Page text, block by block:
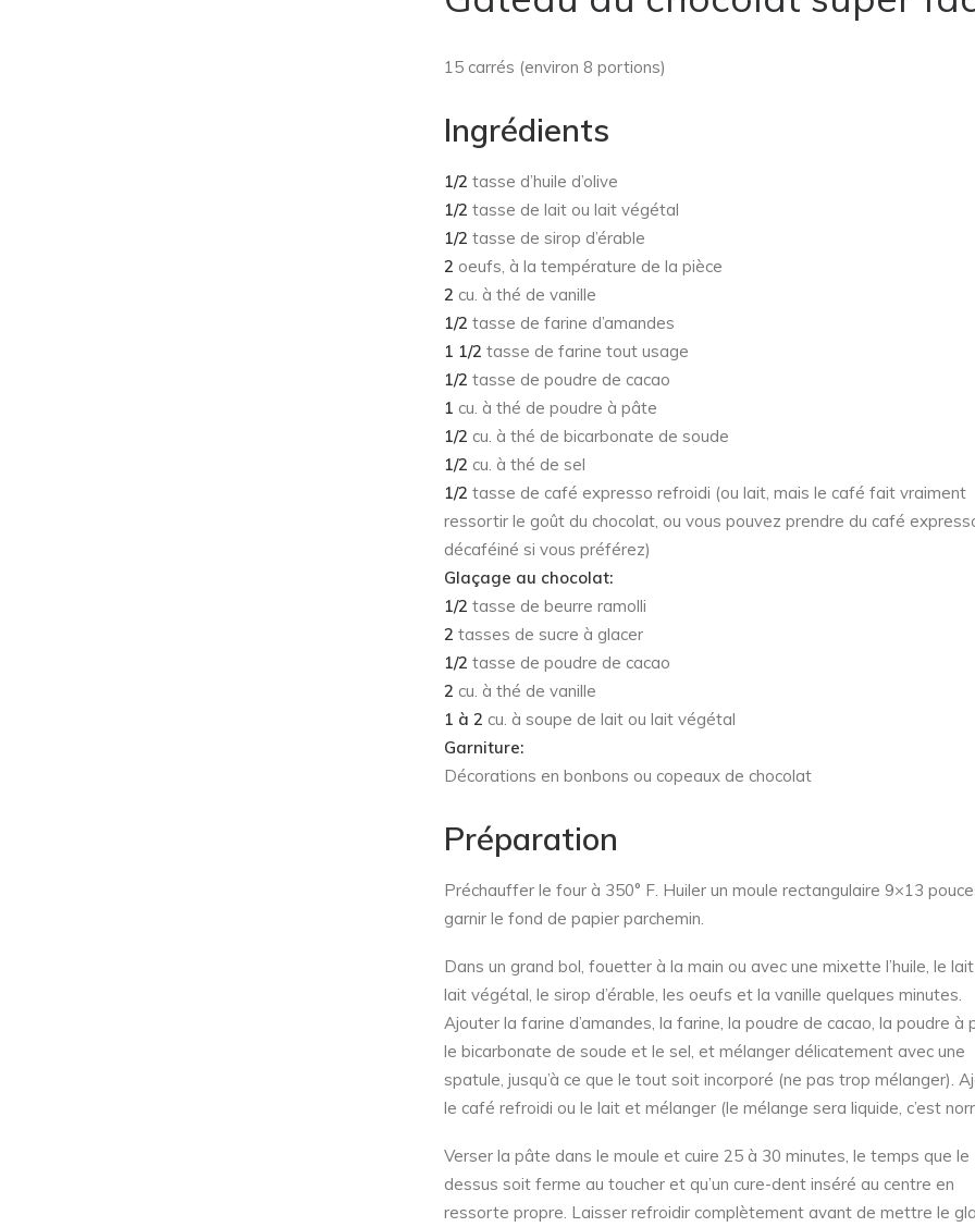
15 carrés (environ 8 portions)
Ingrédients
1/2 tasse d’huile d’olive
1/2 tasse de lait ou lait végétal
1/2 tasse de sirop d’érable
2 oeufs, à la température de la pièce
2 cu. à thé de vanille
1/2 tasse de farine d’amandes
1 1/2 tasse de farine tout usage
1/2 tasse de poudre de cacao
1 cu. à thé de poudre à pâte
1/2 cu. à thé de bicarbonate de soude
1/2 cu. à thé de sel
1/2 tasse de café expresso refroidi (ou lait, mais le café fait vraiment
ressortir le goût du chocolat, ou vous pouvez prendre du café
décaféiné si vous préférez)
Glaçage au chocolat:
1/2 tasse de beurre ramolli
2 tasses de sucre à glacer
1/2 tasse de poudre de cacao
2 cu. à thé de vanille
1 à 2 cu. à soupe de lait ou lait végétal
Garniture:
Décorations en bonbons ou copeaux de chocolat
Préparation
Préchauffer le four à 350° F. Huiler un moule rectangulaire 9×13
garnir le fond de papier parchemin.
Dans un grand bol, fouetter à la main ou avec une mixette l’huile, le
lait végétal, le sirop d’érable, les oeufs et la vanille quelques minutes.
Ajouter la farine d’amandes, la farine, la poudre de cacao, la poudre à
le bicarbonate de soude et le sel, et mélanger délicatement avec une
spatule, jusqu’à ce que le tout soit incorporé (ne pas trop mélanger).
le café refroidi ou le lait et mélanger (le mélange sera liquide, c’est
Verser la pâte dans le moule et cuire 25 à 30 minutes, le temps que le
dessus soit ferme au toucher et qu’un cure-dent inséré au centre en
ressorte propre. Laisser refroidir complètement avant de mettre le